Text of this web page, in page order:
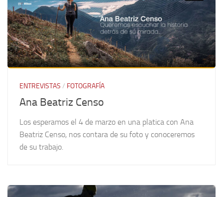
ENTREVISTAS / FOTOGRAFÍA
Ana Beatriz Censo
Los esperamos el 4 de marzo en una platica con Ana
Beatriz Censo, nos contara de su foto y conoceremos
de su trabajo.